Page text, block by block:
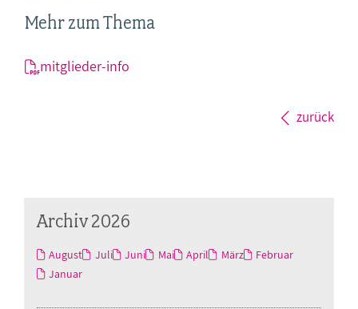
Mehr zum Thema
mitglieder-info
zurück
Archiv 2026
August Juli Juni Mai April März
Februar
Januar